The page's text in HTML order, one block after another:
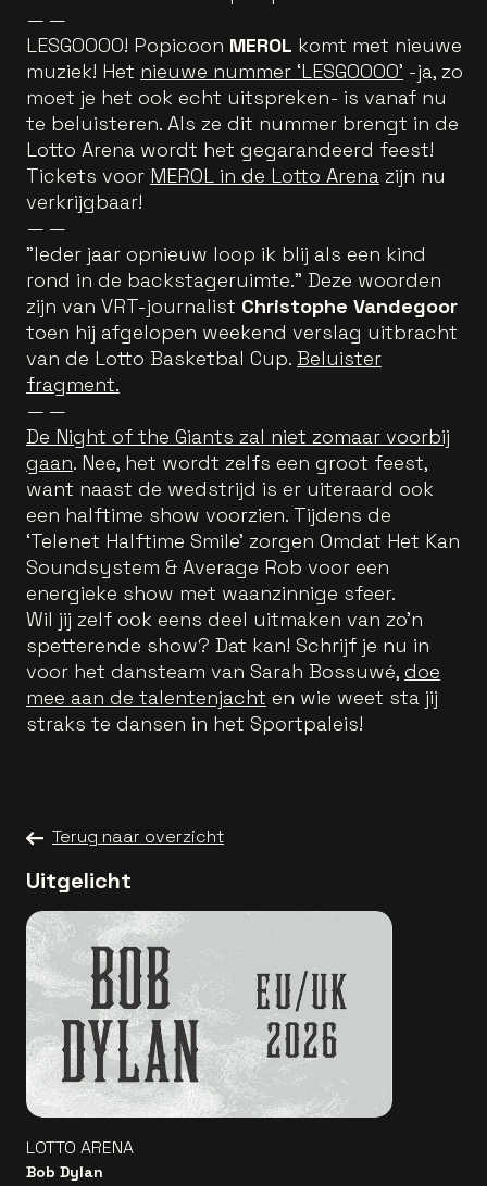
— —
LESGOOOO! Popicoon MEROL komt met nieuwe
muziek! Het nieuwe nummer ‘LESGOOOO’ -ja, zo
moet je het ook echt uitspreken- is vanaf nu
te beluisteren. Als ze dit nummer brengt in de
Lotto Arena wordt het gegarandeerd feest!
Tickets voor MEROL in de Lotto Arena zijn nu
verkrijgbaar!
— —
"Ieder jaar opnieuw loop ik blij als een kind
rond in de backstageruimte." Deze woorden
zijn van VRT-journalist Christophe Vandegoor
toen hij afgelopen weekend verslag uitbracht
van de Lotto Basketbal Cup. Beluister
fragment.
— —
De Night of the Giants zal niet zomaar voorbij
gaan. Nee, het wordt zelfs een groot feest,
want naast de wedstrijd is er uiteraard ook
een halftime show voorzien. Tijdens de
‘Telenet Halftime Smile’ zorgen Omdat Het Kan
Soundsystem & Average Rob voor een
energieke show met waanzinnige sfeer.
Wil jij zelf ook eens deel uitmaken van zo’n
spetterende show? Dat kan! Schrijf je nu in
voor het dansteam van Sarah Bossuwé, doe
mee aan de talentenjacht en wie weet sta jij
straks te dansen in het Sportpaleis!
Terug naar overzicht
Uitgelicht
LOTTO ARENA
Bob Dylan